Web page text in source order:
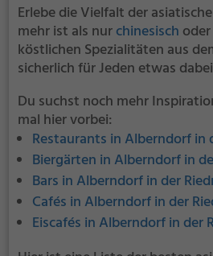
Erlebe die Vielfalt der
mehr ist als nurchinesisch oder
köstlichen Spezialitäten aus
sicherlich für Jeden etwas
Du suchst noch mehr
mal hier vorbei:
Restaurants in Alberndorf in
Biergärten in Alberndorf in
Bars in Alberndorf in der
Cafés in Alberndorf in der
Eiscafés in Alberndorf in der